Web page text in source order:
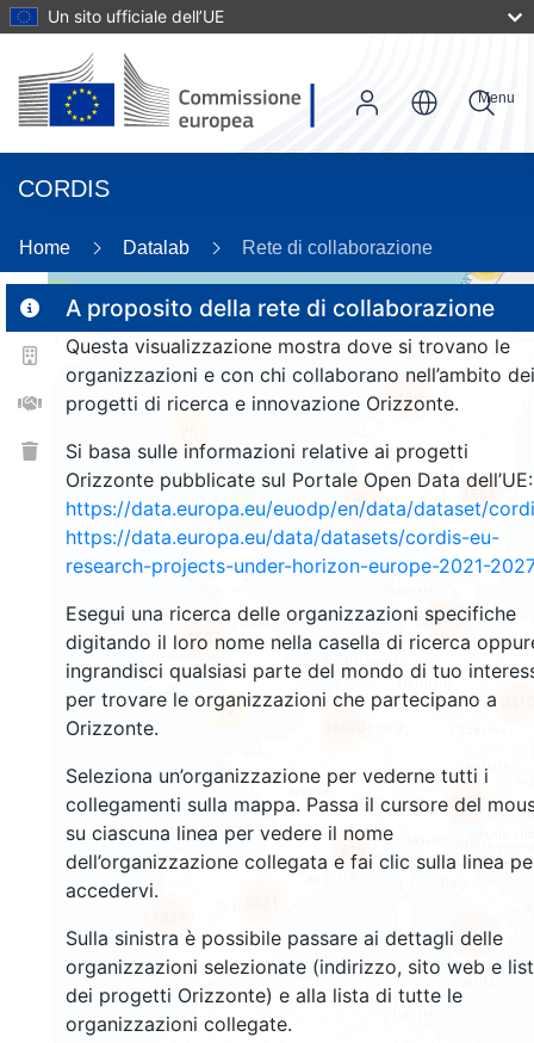
Un sito ufficiale dell’UE
CORDIS
Menu
Home Datalab Rete di collaborazione
A proposito della rete di collaborazione
Questa visualizzazione mostra dove si trovano le
organizzazioni e con chi collaborano nell’ambito dei
progetti di ricerca e innovazione Orizzonte.
Si basa sulle informazioni relative ai progetti
Orizzonte pubblicate sul Portale Open Data dell’UE:
https://data.europa.eu/euodp/en/data/dataset/
https://data.europa.eu/data/datasets/cordis-eu-
research-projects-under-horizon-europe-2021-2027
Esegui una ricerca delle organizzazioni specifiche
digitando il loro nome nella casella di ricerca
ingrandisci qualsiasi parte del mondo di tuo
per trovare le organizzazioni che partecipano a
Orizzonte.
Seleziona un’organizzazione per vederne tutti i
collegamenti sulla mappa. Passa il cursore del
su ciascuna linea per vedere il nome
dell’organizzazione collegata e fai clic sulla linea
accedervi.
Sulla sinistra è possibile passare ai dettagli delle
organizzazioni selezionate (indirizzo, sito web e
dei progetti Orizzonte) e alla lista di tutte le
organizzazioni collegate.
9
159
264
899
72
515
3545
1567
8922
1563